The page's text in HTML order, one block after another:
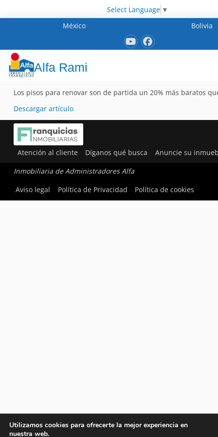
Select Language ▼
México
Bolivia
Alfa Rami
Los pisos para renovar son de partida un 20% más baratos
Descargar artículo
Atención al cliente Díganos qué busca Anuncie su
Inmobiliaria de Administradores Alfa
Aviso legal
Política de Privacidad Política de cookies
Utilizamos cookies para ofrecerte la mejor experiencia en
nuestra web.